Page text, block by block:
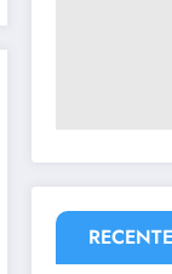
RECENTE